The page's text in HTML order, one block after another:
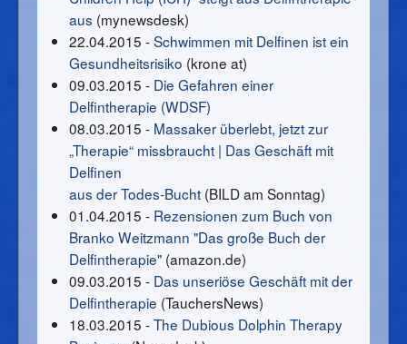
aus (mynewsdesk)
22.04.2015 -Schwimmen mit Delfinen ist ein
Gesundheitsrisiko (krone at)
09.03.2015 - Die Gefahren einer
Delfintherapie (WDSF)
08.03.2015 - Massaker überlebt, jetzt zur
„Therapie“ missbraucht | Das Geschäft mit
Delfinen
aus der Todes-Bucht (BILD am Sonntag)
01.04.2015 - Rezensionen zum Buch von
Branko Weitzmann "Das große Buch der
Delfintherapie" (amazon.de)
09.03.2015 - Das unseriöse Geschäft mit der
Delfintherapie (TauchersNews)
18.03.2015 -The Dubious Dolphin Therapy